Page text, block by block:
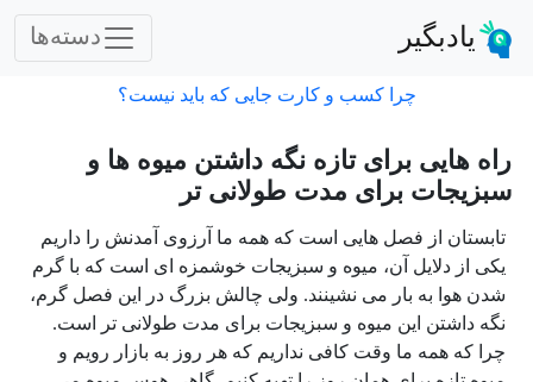
یادبگیر دسته‌ها
چرا کسب و کارت جایی که باید نیست؟
راه هایی برای تازه نگه داشتن میوه ها و
سبزیجات برای مدت طولانی تر
تابستان از فصل هایی است که همه ما آرزوی آمدنش را داریم
یکی از دلایل آن، میوه و سبزیجات خوشمزه ای است که با گرم
شدن هوا به بار می نشینند. ولی چالش بزرگ در این فصل گرم،
نگه داشتن این میوه و سبزیجات برای مدت طولانی تر است.
چرا که همه ما وقت کافی نداریم که هر روز به بازار رویم و